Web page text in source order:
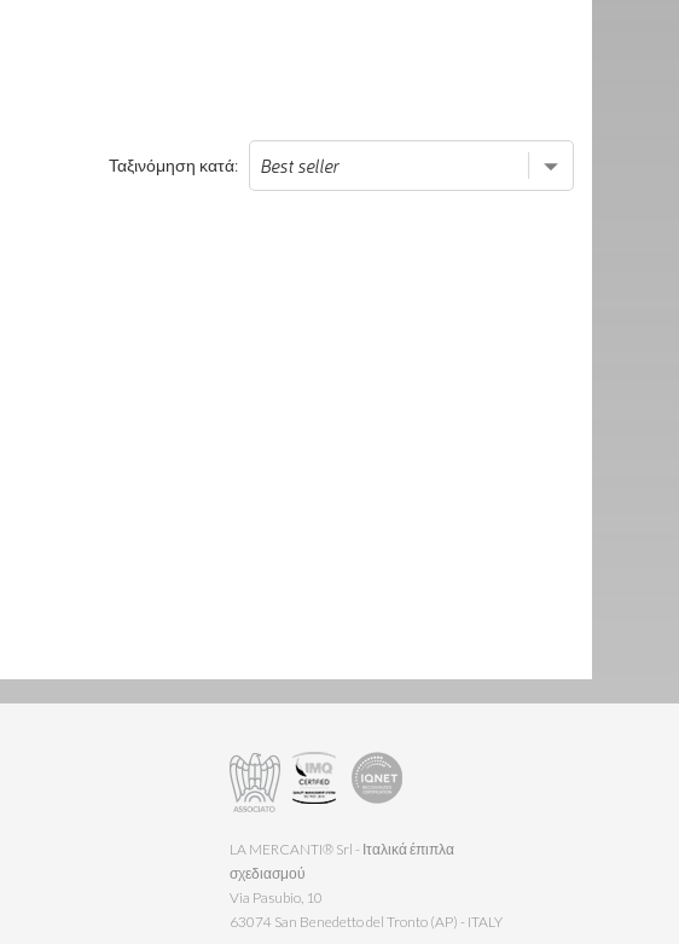
Ταξινόμηση κατά:
LA MERCANTI® Srl - Ιταλικά έπιπλα
σχεδιασμού
Via Pasubio, 10
63074 San Benedetto del Tronto (AP) - ITALY